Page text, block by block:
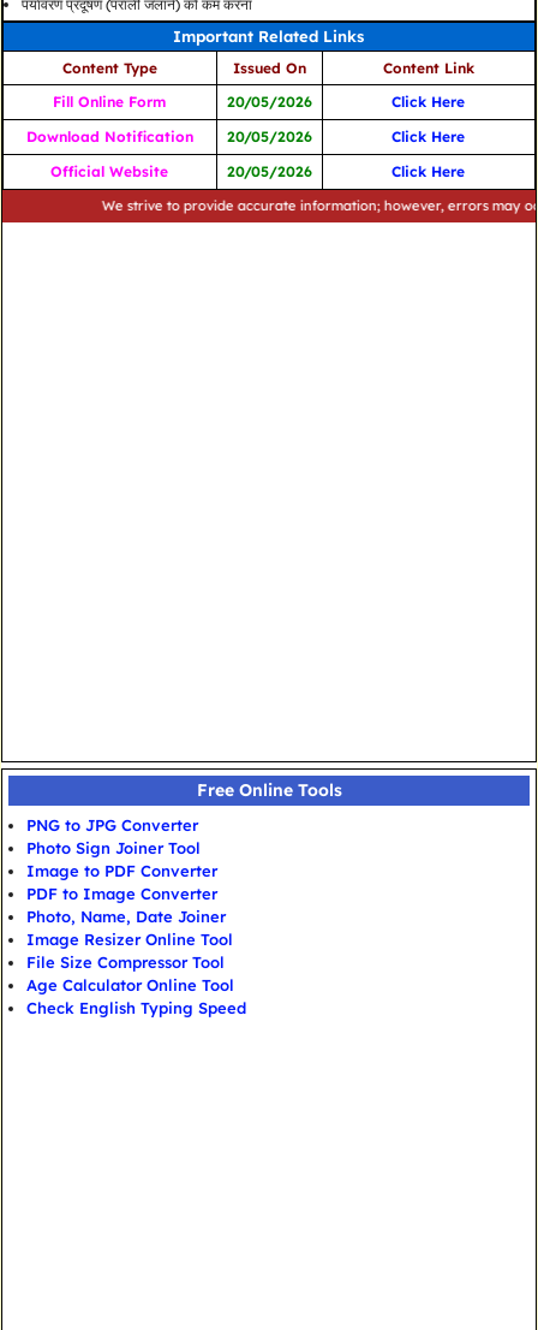
पर्यावरण प्रदूषण (पराली जलाने) को कम करना
Important Related Links
Content Type Issued On
Content Link
Fill Online Form
20/05/2026
Click Here
Download Notification
20/05/2026
Click Here
Official Website
20/05/2026 Click Here
We strive to provide accurate information; however, errors may
Free Online Tools
PNG to JPG Converter
Photo Sign Joiner Tool
Image to PDF Converter
PDF to Image Converter
Photo, Name, Date Joiner
Image Resizer Online Tool
File Size Compressor Tool
Age Calculator Online Tool
Check English Typing Speed